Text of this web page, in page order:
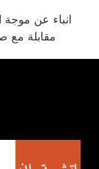
انباء عن موجة
مقابلة مع